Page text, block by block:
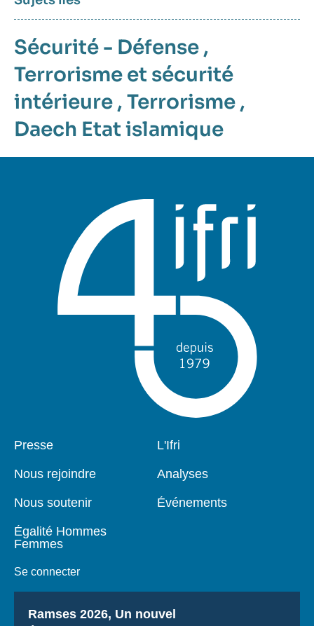
Sécurité - Défense ,
Terrorisme et sécurité
intérieure , Terrorisme ,
Daech Etat islamique
Pied
Presse
Nous rejoindre
Nous soutenir
Égalité Hommes
Femmes
Se connecter
Navigation
L'Ifri
Analyses
Événements
Titre
Ramses 2026, Un nouvel